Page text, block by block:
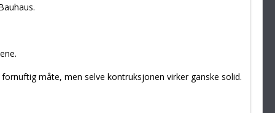
måte, men selve kontruksjonen virker ganske solid.